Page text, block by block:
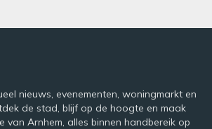
nieuws, evenementen, woningmarkt en
de stad, blijf op de hoogte en maak
van Arnhem, alles binnen handbereik op